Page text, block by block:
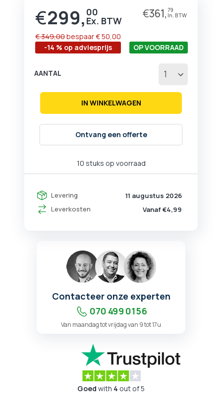
Prijs
€299, 00 €361, 79
-14 % op adviesprijs
€ 349,00bespaar€ 50,00
10 stuks op voorraad
OP VOORRAAD
Levering
11 augustus 2026
Leverkosten
Vanaf €4,99
AANTAL
IN WINKELWAGEN
Ontvang een offerte
afbeeldingen-
Contacteer onze experten
070 499 01 56
Van maandag tot vrijdag van 9 tot 17u
Goed with 4 out of 5